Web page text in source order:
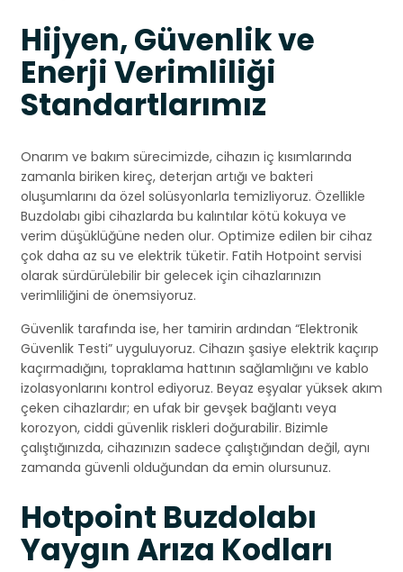
Hijyen, Güvenlik ve
Enerji Verimliliği
Standartlarımız
Onarım ve bakım sürecimizde, cihazın iç kısımlarında
zamanla biriken kireç, deterjan artığı ve bakteri
oluşumlarını da özel solüsyonlarla temizliyoruz. Özellikle
Buzdolabı gibi cihazlarda bu kalıntılar kötü kokuya ve
verim düşüklüğüne neden olur. Optimize edilen bir cihaz
çok daha az su ve elektrik tüketir. Fatih Hotpoint servisi
olarak sürdürülebilir bir gelecek için cihazlarınızın
verimliliğini de önemsiyoruz.
Güvenlik tarafında ise, her tamirin ardından “Elektronik
Güvenlik Testi” uyguluyoruz. Cihazın şasiye elektrik kaçırıp
kaçırmadığını, topraklama hattının sağlamlığını ve kablo
izolasyonlarını kontrol ediyoruz. Beyaz eşyalar yüksek akım
çeken cihazlardır; en ufak bir gevşek bağlantı veya
korozyon, ciddi güvenlik riskleri doğurabilir. Bizimle
çalıştığınızda, cihazınızın sadece çalıştığından değil, aynı
zamanda güvenli olduğundan da emin olursunuz.
Hotpoint Buzdolabı
Yaygın Arıza Kodları